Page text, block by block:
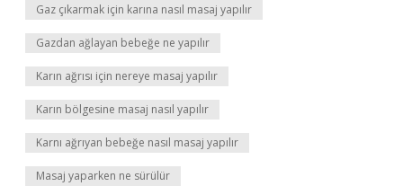
Gaz çıkarmak için karına nasıl masaj yapılır
Gazdan ağlayan bebeğe ne yapılır
Karın ağrısı için nereye masaj yapılır
Karın bölgesine masaj nasıl yapılır
Karnı ağrıyan bebeğe nasıl masaj yapılır
Masaj yaparken ne sürülür